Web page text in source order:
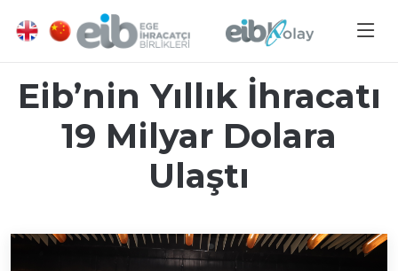
Eib’nin Yıllık İhracatı
19 Milyar Dolara
Ulaştı